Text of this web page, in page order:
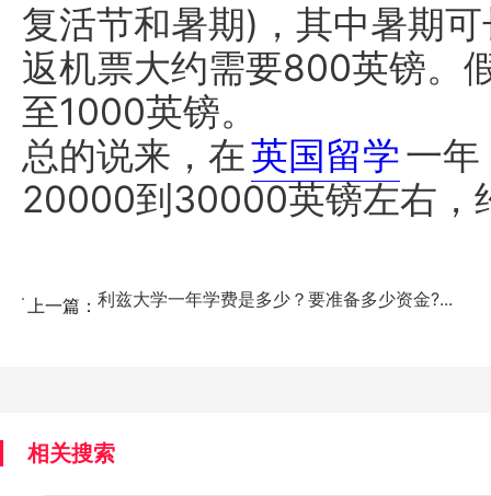
复活节和暑期)，其中暑期
返机票大约需要800英镑。
至1000英镑。
总的说来，在英国留学一年
20000到30000英镑左右，
上一篇： 利兹大学一年学费是多少？要准备多少资金?...
相关搜索